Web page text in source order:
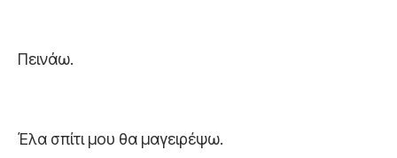
Πεινάω.
Έλα σπίτι μου θα μαγειρέψω.